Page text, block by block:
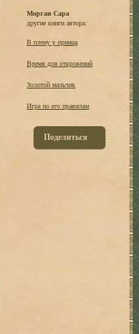
Морган Сара
другие книги автора:
В плену у принца
Время для откровений
Золотой мальчик
Игра по его правилам
Поделиться